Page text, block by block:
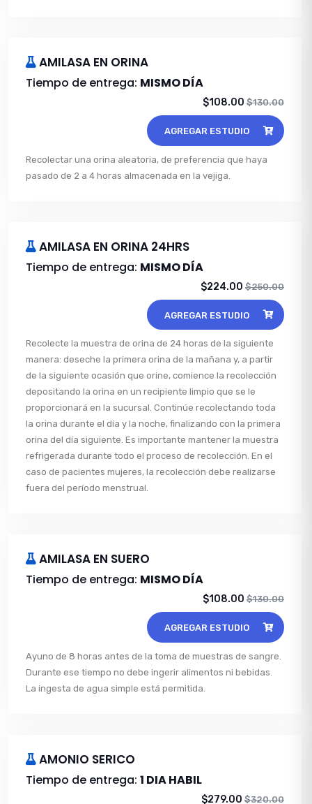
AMILASA EN ORINA
Tiempo de entrega: MISMO DÍA
$108.00 $130.00
AGREGAR ESTUDIO
Recolectar una orina aleatoria, de preferencia que haya
pasado de 2 a 4 horas almacenada en la vejiga.
AMILASA EN ORINA 24HRS
Tiempo de entrega: MISMO DÍA
$224.00 $250.00
AGREGAR ESTUDIO
Recolecte la muestra de orina de 24 horas de la siguiente
manera: deseche la primera orina de la mañana y, a partir
de la siguiente ocasión que orine, comience la recolección
depositando la orina en un recipiente limpio que se le
proporcionará en la sucursal. Continúe recolectando toda
la orina durante el día y la noche, finalizando con la primera
orina del día siguiente. Es importante mantener la muestra
refrigerada durante todo el proceso de recolección. En el
caso de pacientes mujeres, la recolección debe realizarse
fuera del período menstrual.
AMILASA EN SUERO
Tiempo de entrega: MISMO DÍA
$108.00 $130.00
AGREGAR ESTUDIO
Ayuno de 8 horas antes de la toma de muestras de sangre.
Durante ese tiempo no debe ingerir alimentos ni bebidas.
La ingesta de agua simple está permitida.
AMONIO SERICO
Tiempo de entrega: 1 DIA HABIL
$279.00 $320.00